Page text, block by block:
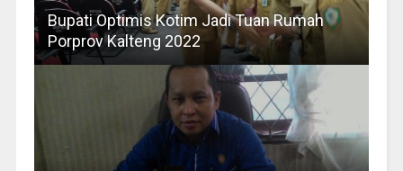
Bupati Optimis Kotim Jadi Tuan Rumah
Porprov Kalteng 2022